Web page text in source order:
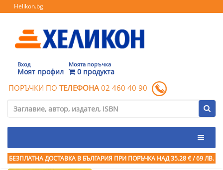
Helikon.bg
Вход
Моят профил
Моята поръчка
0 продукта
ПОРЪЧКИ ПО ТЕЛЕФОНА 02 460 40 90
БЕЗПЛАТНА ДОСТАВКА В БЪЛГАРИЯ ПРИ ПОРЪЧКА НАД 35.28 € / 69 ЛВ.